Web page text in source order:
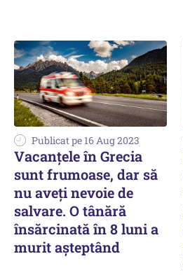
Publicat pe 16 Aug 2023
Vacanțele în Grecia
sunt frumoase, dar să
nu aveți nevoie de
salvare. O tânără
însărcinată în 8 luni a
murit așteptând